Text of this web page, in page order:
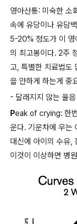
영아산통: 미숙한 소
속에 유당이나 유담
5-20% 정도가 이 영
의 최고봉이다. 2주
고, 특별한 치료법도
을 안하게 하는게 중
- 달래지지 않는 울
Peak of crying: 한
운다. 기운차에 우는
대신에 아이의 수유,
이것이 이상하면 병